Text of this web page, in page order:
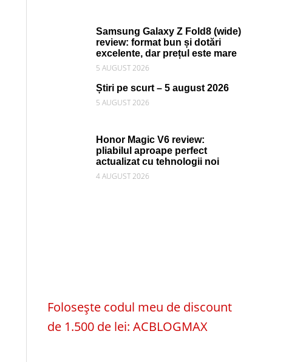
Samsung Galaxy Z Fold8 (wide)
review: format bun și dotări
excelente, dar prețul este mare
5 AUGUST 2026
Știri pe scurt – 5 august 2026
5 AUGUST 2026
Honor Magic V6 review:
pliabilul aproape perfect
actualizat cu tehnologii noi
4 AUGUST 2026
Folosește codul meu de discount
de 1.500 de lei: ACBLOGMAX